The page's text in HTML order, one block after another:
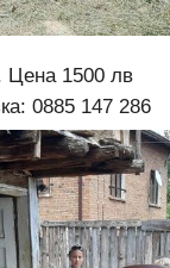
Цена 1500 лв
0885 147 286